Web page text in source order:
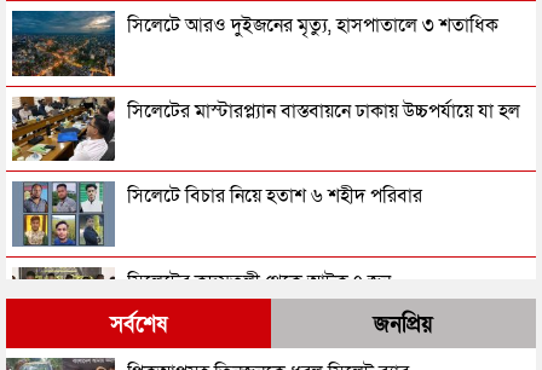
সিলেটে আরও দুইজনের মৃত্যু, হাসপাতালে ৩ শতাধিক
সিলেটের মাস্টারপ্ল্যান বাস্তবায়নে ঢাকায় উচ্চপর্যায়ে যা হল
সিলেটে বিচার নিয়ে হতাশ ৬ শহীদ পরিবার
সিলেটের কদমতলী থেকে আটক ৭ জন
সর্বশেষ জনপ্রিয়